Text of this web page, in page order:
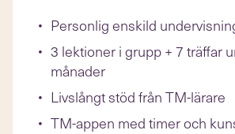
Personlig enskild
3 lektioner i grupp + 7 träffar
månader
Livslångt stöd från TM-lärare
TM-appen med timer och